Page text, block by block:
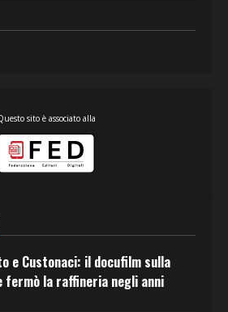
sito è associato alla
e Custonaci: il docufilm sulla
fermò la raffineria negli anni